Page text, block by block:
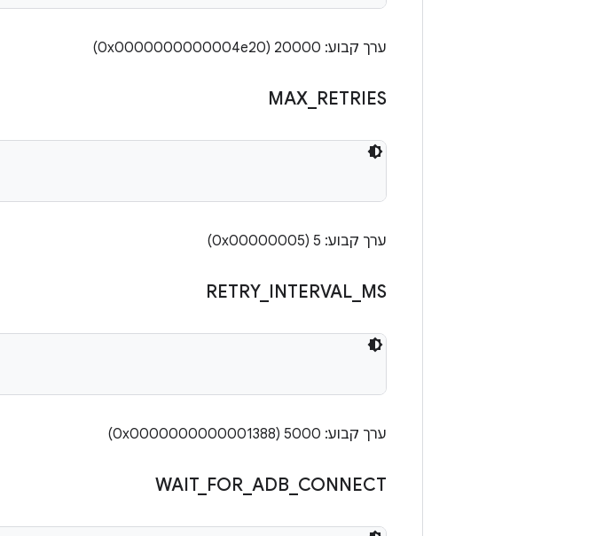
ערך קבוע: 20000 (0x0000000000004e20)
MAX RETRIES
ערך קבוע: 5 (0x00000005)
RETRY_ INTERVAL MS
ערך קבוע: 5000 (0x0000000000001388)
WAIT_ FOR ADB CONNECT